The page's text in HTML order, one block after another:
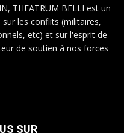
THEATRUM BELLI est un
les conflits (militaires,
etc) et sur l'esprit de
de soutien à nos forces
SUR